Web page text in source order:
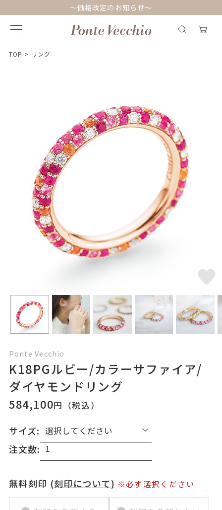
～価格改定のお知らせ～
TOP > リング
Ponte Vecchio
K18PGルビー/カラーサファイア/
ダイヤモンドリング
584,100円（税込）
サイズ:
注文数:
無料刻印 (刻印について) ※必ず選択ください